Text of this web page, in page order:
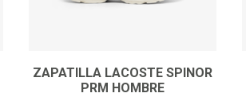
ZAPATILLA LACOSTE SPINOR
PRM HOMBRE